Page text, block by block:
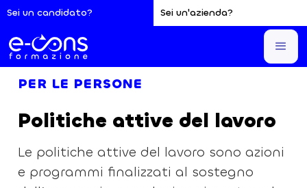
Sei un candidato? Sei un'azienda?
Sei qui:Home
PER LE PERSONE
Politiche attive del lavoro
Le politiche attive del lavoro sono azioni
e programmi finalizzati al sostegno